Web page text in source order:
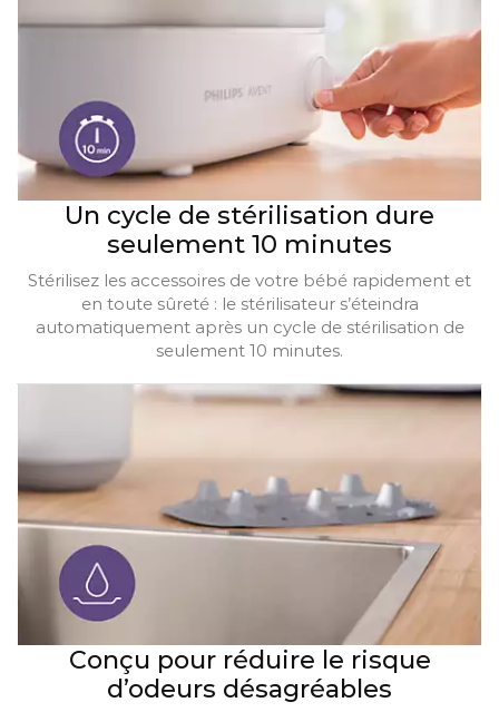
Un cycle de stérilisation dure
seulement 10 minutes
Stérilisez les accessoires de votre bébé rapidement et
en toute sûreté : le stérilisateur s’éteindra
automatiquement après un cycle de stérilisation de
seulement 10 minutes.
Conçu pour réduire le risque
d’odeurs désagréables